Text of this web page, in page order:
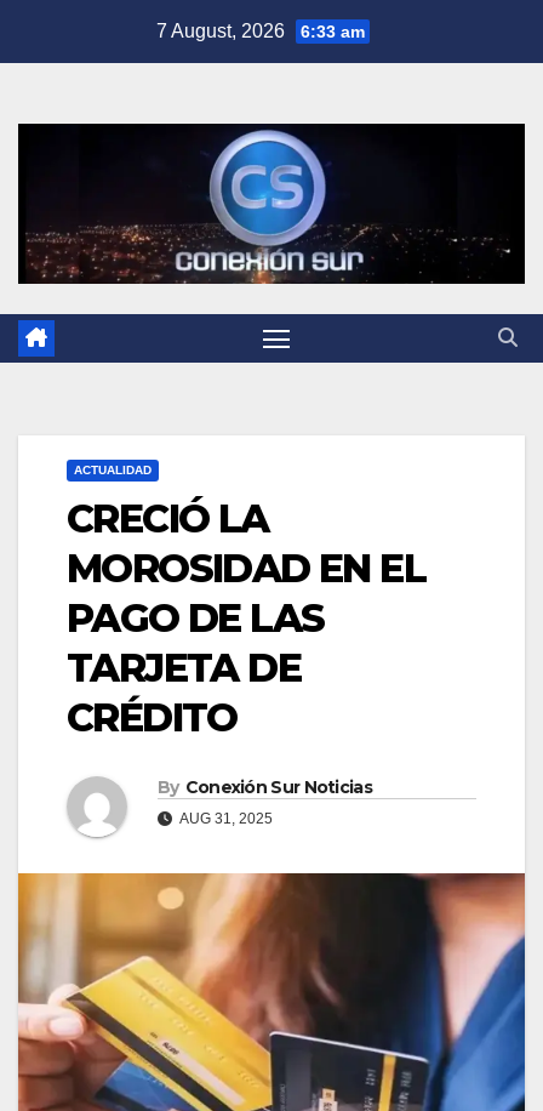
7 August, 2026 6:33 am
ACTUALIDAD
CRECIÓ LA
MOROSIDAD EN EL
PAGO DE LAS
TARJETA DE
CRÉDITO
By Conexión Sur Noticias
AUG 31, 2025